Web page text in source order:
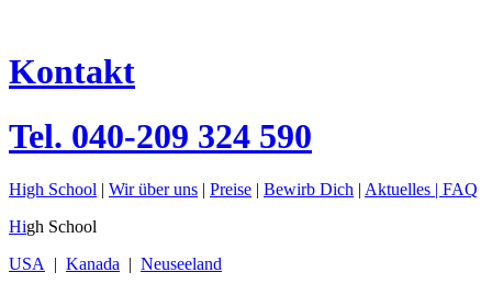
Kontakt
Tel. 040-209 324 590
High School | Wir über uns | Preise | Bewirb Dich | Aktuelles | FAQ
High School
USA
| Kanada | Neuseeland